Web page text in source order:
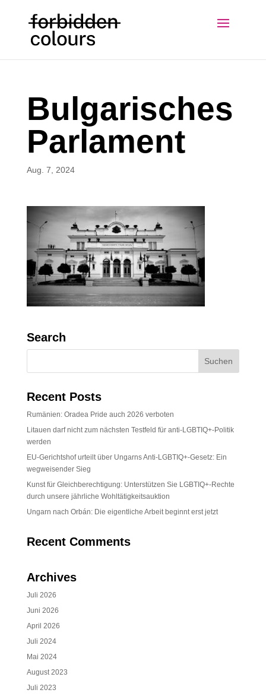
Bulgarisches
Parlament
Aug. 7, 2024
Search
Recent Posts
Rumänien: Oradea Pride auch 2026 verboten
Litauen darf nicht zum nächsten Testfeld für anti-LGBTIQ+-Politik
werden
EU-Gerichtshof urteilt über Ungarns Anti-LGBTIQ+-Gesetz: Ein
wegweisender Sieg
Kunst für Gleichberechtigung: Unterstützen Sie LGBTIQ+-Rechte
durch unsere jährliche Wohltätigkeitsauktion
Ungarn nach Orbán: Die eigentliche Arbeit beginnt erst jetzt
Recent Comments
Archives
Juli 2026
Juni 2026
April 2026
Juli 2024
Mai 2024
August 2023
Juli 2023